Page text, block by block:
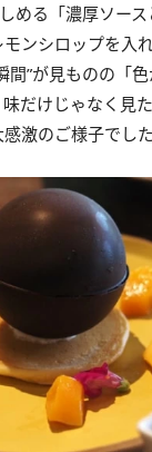
める「濃厚ソー
ンシロップを入
間”が見ものの「
だけじゃなく見
激のご様子でした